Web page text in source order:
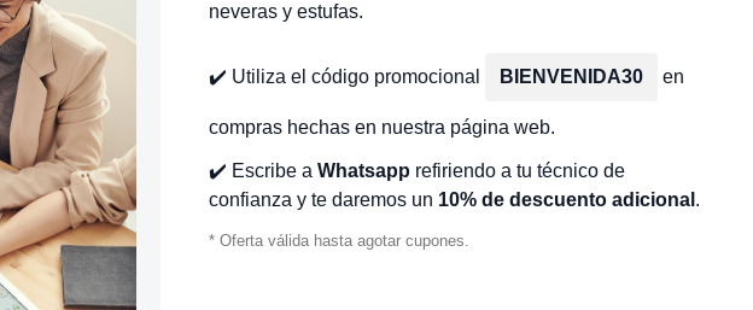
neveras y estufas.
✔️ Utiliza el código promocional BIENVENIDA30 en
compras hechas en nuestra página web.
✔️ Escribe a Whatsapp refiriendo a tu técnico de
confianza y te daremos un 10% de descuento adicional .
* Oferta válida hasta agotar cupones.
Categorías Agregar a la lista de
🔥
Mostrar stock de